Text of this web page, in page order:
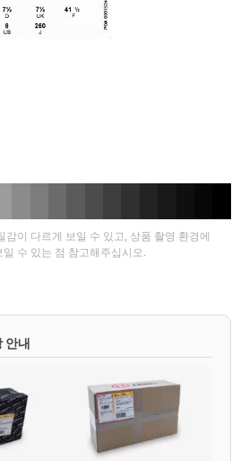
감이 다르게 보일 수 있고, 상품 촬영 환경에
수 있는 점 참고해주십시오.
안내